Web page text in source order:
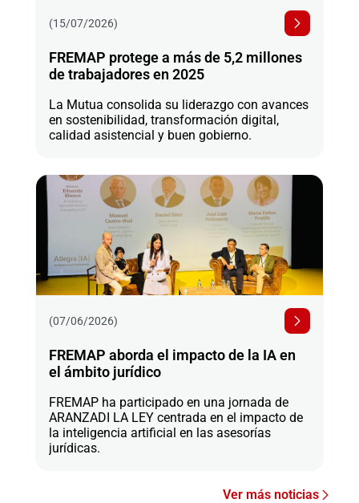
(15/07/2026)
FREMAP protege a más de 5,2 millones
de trabajadores en 2025
La Mutua consolida su liderazgo con avances
en sostenibilidad, transformación digital,
calidad asistencial y buen gobierno.
(07/06/2026)
FREMAP aborda el impacto de la IA en
el ámbito jurídico
FREMAP ha participado en una jornada de
ARANZADI LA LEY centrada en el impacto de
la inteligencia artificial en las asesorías
jurídicas.
Ver más noticias